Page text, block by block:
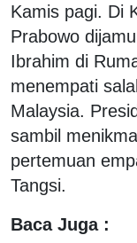
Kamis pagi. Di
Prabowo
Ibrahim di
menempati
Malaysia.
sambil
pertemuan
Tangsi.
Baca Juga :